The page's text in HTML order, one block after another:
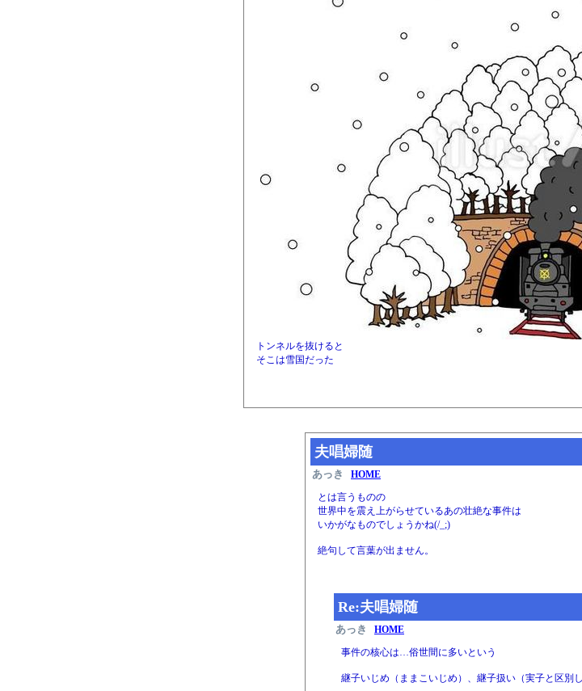
トンネルを抜けると
そこは雪国だった
夫唱婦随
あっき
HOME
とは言うものの
世界中を震え上がらせているあの壮絶な事件は
いかがなものでしょうかね(/_;)
絶句して言葉が出ません。
Re:夫唱婦随
あっき
HOME
事件の核心は…俗世間に多いという
継子いじめ（ままこいじめ）、継子扱い（実子と区別